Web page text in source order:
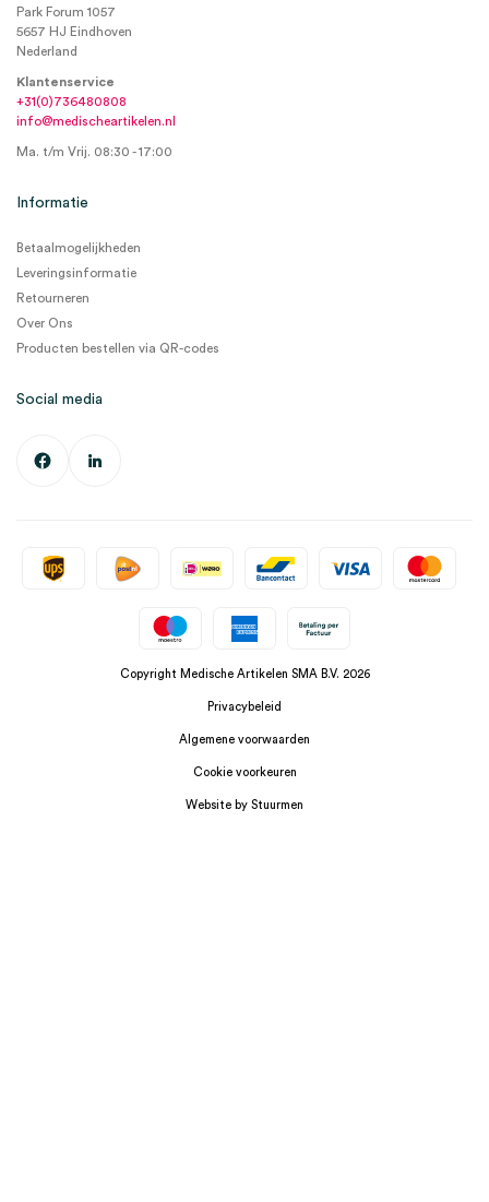
Park Forum 1057
5657 HJ Eindhoven
Nederland
Klantenservice
+31(0)736480808
info@medischeartikelen.nl
Ma. t/m Vrij. 08:30 - 17:00
Informatie
Betaalmogelijkheden
Leveringsinformatie
Retourneren
Over Ons
Producten bestellen via QR-codes
Social media
Copyright Medische Artikelen SMA B.V. 2026
Privacybeleid
Algemene voorwaarden
Cookie voorkeuren
Website by Stuurmen